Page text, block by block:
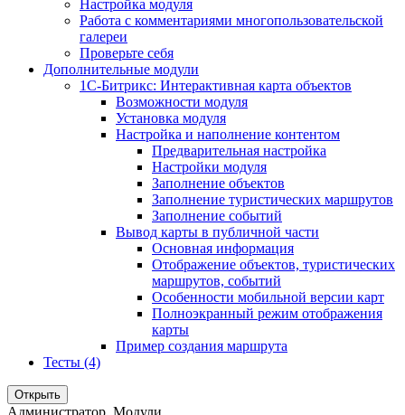
Настройка модуля
Работа с комментариями многопользовательской
галереи
Проверьте себя
Дополнительные модули
1С-Битрикс: Интерактивная карта объектов
Возможности модуля
Установка модуля
Настройка и наполнение контентом
Предварительная настройка
Настройки модуля
Заполнение объектов
Заполнение туристических маршрутов
Заполнение событий
Вывод карты в публичной части
Основная информация
Отображение объектов, туристических
маршрутов, событий
Особенности мобильной версии карт
Полноэкранный режим отображения
карты
Пример создания маршрута
Тесты (4)
Открыть
Администратор. Модули